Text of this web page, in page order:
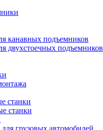
канавных подъемников
двухстоечных подъемников
станки
станки
грузовых автомобилей